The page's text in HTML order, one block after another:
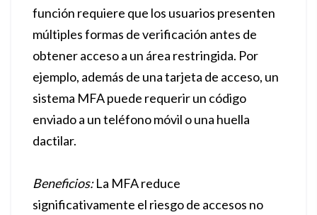
función requiere que los usuarios presenten
múltiples formas de verificación antes de
obtener acceso a un área restringida. Por
ejemplo, además de una tarjeta de acceso, un
sistema MFA puede requerir un código
enviado a un teléfono móvil o una huella
dactilar.
Beneficios:La MFA reduce
significativamente el riesgo de accesos no